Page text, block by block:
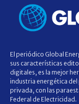
El periódico Global
sus características
digitales, es la mejor
industria energética del
privada, con las
Federal de Electricidad.